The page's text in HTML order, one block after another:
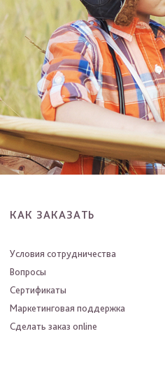
КАК ЗАКАЗАТЬ
Условия сотрудничества
Вопросы
Сертификаты
Маркетинговая поддержка
Сделать заказ online